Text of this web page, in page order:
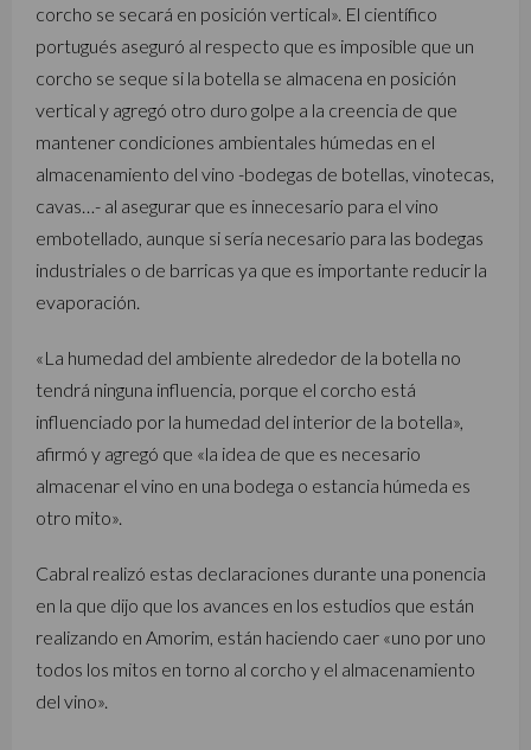
corcho se secará en posición vertical». El científico
portugués aseguró al respecto que es imposible que un
corcho se seque si la botella se almacena en posición
vertical y agregó otro duro golpe a la creencia de que
mantener condiciones ambientales húmedas en el
almacenamiento del vino -bodegas de botellas, vinotecas,
cavas…- al asegurar que es innecesario para el vino
embotellado, aunque si sería necesario para las bodegas
industriales o de barricas ya que es importante reducir la
evaporación.
«La humedad del ambiente alrededor de la botella no
tendrá ninguna influencia, porque el corcho está
influenciado por la humedad del interior de la botella»,
afirmó y agregó que «la idea de que es necesario
almacenar el vino en una bodega o estancia húmeda es
otro mito».
Cabral realizó estas declaraciones durante una ponencia
en la que dijo que los avances en los estudios que están
realizando en Amorim, están haciendo caer «uno por uno
todos los mitos en torno al corcho y el almacenamiento
del vino».